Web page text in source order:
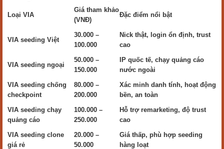
Loại VIA
Giá tham khảo
(VNĐ)
Đặc điểm nổi bật
VIA seeding Việt
30.000 –
100.000
Nick thật, login ổn định, trust
cao
VIA seeding ngoại
50.000 –
150.000
IP quốc tế, chạy quảng cáo
nước ngoài
VIA seeding chống
checkpoint
80.000 –
200.000
Xác minh danh tính, hoạt động
bền, an toàn
VIA seeding chạy
quảng cáo
100.000 –
250.000
Hỗ trợ remarketing, độ trust
cao
VIA seeding clone
giá rẻ
20.000 –
50.000
Giá thấp, phù hợp seeding
hàng loạt